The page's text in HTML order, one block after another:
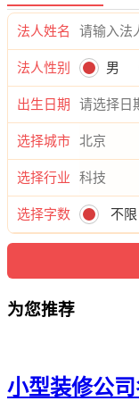
19、彬欣、曼烽、慕
20、鹏晸、茂智、
23、淳弘、焕丞、
24、旭煦、尊祥、
25、羲顺、安佑、
26、乐冬、仁征、栋
27、咏侠、思晟、创
29、俊鑫、锌纯、
法人姓名
法人性别 男
出生日期
选择城市
选择行业
选择字数 不限
为您推荐
小型装修公